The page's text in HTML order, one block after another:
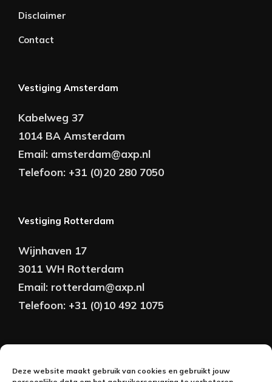
Deze website maakt gebruik van cookies en gebruikt jouw
Disclaimer
Contact
Vestiging Amsterdam
Kabelweg 37
1014 BA Amsterdam
Email: amsterdam@axp.nl
Telefoon: +31 (0)20 280 7050
Vestiging Rotterdam
Wijnhaven 17
3011 WH Rotterdam
Email: rotterdam@axp.nl
Telefoon: +31 (0)10 492 1075